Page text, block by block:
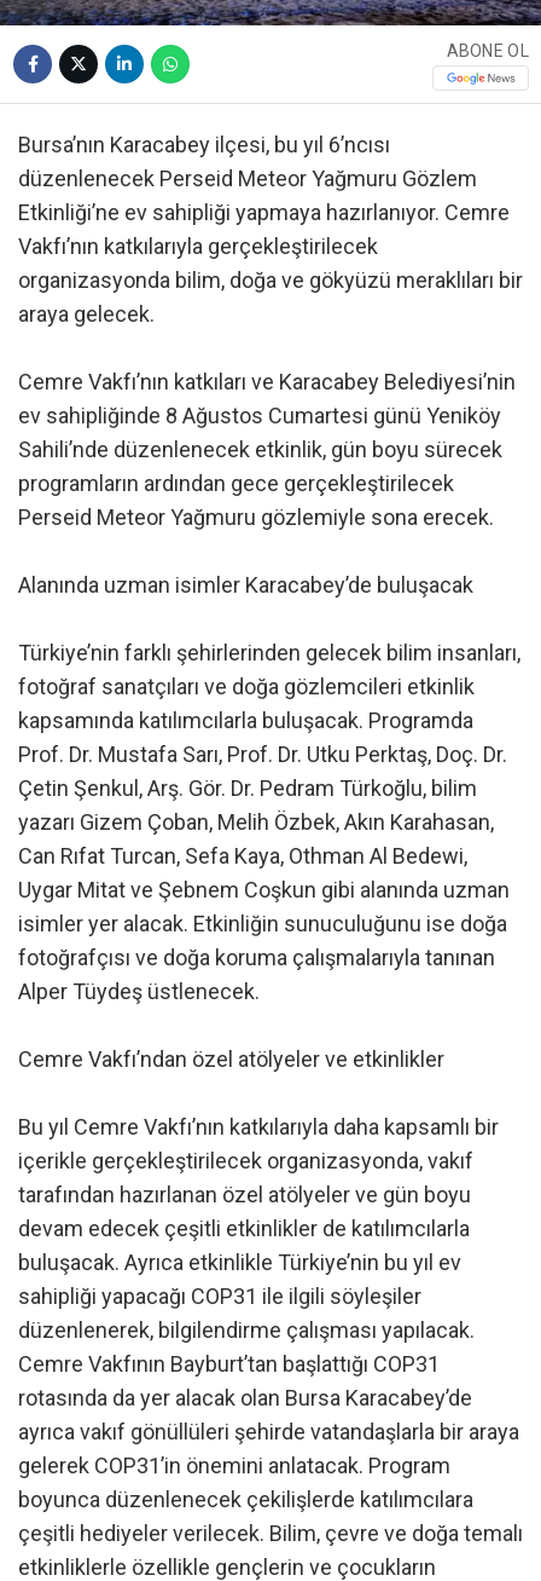
ABONE OL
Bursa’nın Karacabey ilçesi, bu yıl 6’ncısı
düzenlenecek Perseid Meteor Yağmuru Gözlem
Etkinliği’ne ev sahipliği yapmaya hazırlanıyor. Cemre
Vakfı’nın katkılarıyla gerçekleştirilecek
organizasyonda bilim, doğa ve gökyüzü meraklıları bir
araya gelecek.
Cemre Vakfı’nın katkıları ve Karacabey Belediyesi’nin
ev sahipliğinde 8 Ağustos Cumartesi günü Yeniköy
Sahili’nde düzenlenecek etkinlik, gün boyu sürecek
programların ardından gece gerçekleştirilecek
Perseid Meteor Yağmuru gözlemiyle sona erecek.
Alanında uzman isimler Karacabey’de buluşacak
Türkiye’nin farklı şehirlerinden gelecek bilim insanları,
fotoğraf sanatçıları ve doğa gözlemcileri etkinlik
kapsamında katılımcılarla buluşacak. Programda
Prof. Dr. Mustafa Sarı, Prof. Dr. Utku Perktaş, Doç. Dr.
Çetin Şenkul, Arş. Gör. Dr. Pedram Türkoğlu, bilim
yazarı Gizem Çoban, Melih Özbek, Akın Karahasan,
Can Rıfat Turcan, Sefa Kaya, Othman Al Bedewi,
Uygar Mitat ve Şebnem Coşkun gibi alanında uzman
isimler yer alacak. Etkinliğin sunuculuğunu ise doğa
fotoğrafçısı ve doğa koruma çalışmalarıyla tanınan
Alper Tüydeş üstlenecek.
Cemre Vakfı’ndan özel atölyeler ve etkinlikler
Bu yıl Cemre Vakfı’nın katkılarıyla daha kapsamlı bir
içerikle gerçekleştirilecek organizasyonda, vakıf
tarafından hazırlanan özel atölyeler ve gün boyu
devam edecek çeşitli etkinlikler de katılımcılarla
buluşacak. Ayrıca etkinlikle Türkiye’nin bu yıl ev
sahipliği yapacağı COP31 ile ilgili söyleşiler
düzenlenerek, bilgilendirme çalışması yapılacak.
Cemre Vakfının Bayburt’tan başlattığı COP31
rotasında da yer alacak olan Bursa Karacabey’de
ayrıca vakıf gönüllüleri şehirde vatandaşlarla bir araya
gelerek COP31’in önemini anlatacak. Program
boyunca düzenlenecek çekilişlerde katılımcılara
çeşitli hediyeler verilecek. Bilim, çevre ve doğa temalı
etkinliklerle özellikle gençlerin ve çocukların